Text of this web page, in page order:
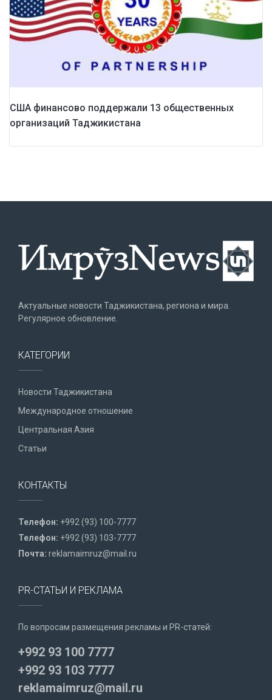
США финансово поддержали 13 общественных
организаций Таджикистана
Актуальные новости Таджикистана, региона и мира.
Регулярное обновление.
КАТЕГОРИИ
Новости Таджикистана
Международное отношение
Центральная Азия
Статьи
КОНТАКТЫ
Телефон: +992 (93) 100-7777
Телефон: +992 (93) 103-7777
Почта: reklamaimruz@mail.ru
PR-СТАТЬИ И РЕКЛАМА
По вопросам размещения рекламы и PR-статей:
+992 93 100 7777
+992 93 103 7777
reklamaimruz@mail.ru